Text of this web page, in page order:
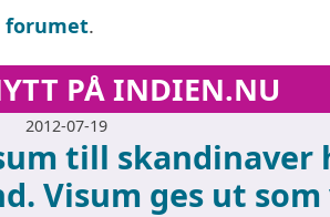
forumet.
PÅ INDIEN.NU
2012-07-19
till skandinaver
Visum ges ut